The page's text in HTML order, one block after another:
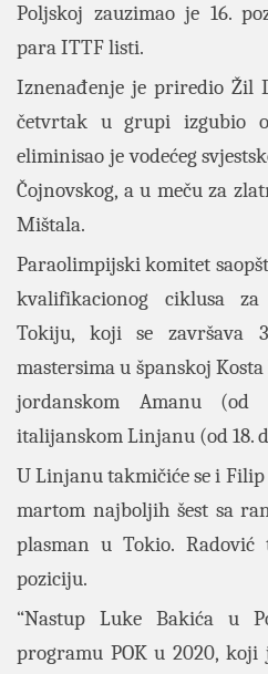
Poljskoj zauzimao je 16.
para ITTF listi.
Iznenađenje je priredio Žil
četvrtak u grupi izgubio
eliminisao je vodećeg
Čojnovskog, a u meču za
Mištala.
Paraolimpijski komitet
kvalifikacionog ciklusa
Tokiju, koji se završava
mastersima u španskoj
jordanskom Amanu
italijanskom Linjanu (od 18.
U Linjanu takmičiće se i Filip
martom najboljih šest sa
plasman u Tokio.
poziciju.
“Nastup Luke Bakića u
programu POK u 2020,